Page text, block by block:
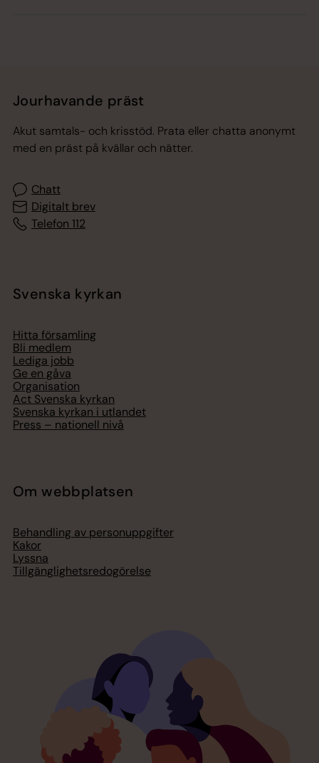
Jourhavande präst
Akut samtals- och krisstöd. Prata eller chatta anonymt
med en präst på kvällar och nätter.
Chatt
Digitalt brev
Telefon 112
Svenska kyrkan
Hitta församling
Bli medlem
Lediga jobb
Ge en gåva
Organisation
Act Svenska kyrkan
Svenska kyrkan i utlandet
Press – nationell nivå
Om webbplatsen
Behandling av personuppgifter
Kakor
Lyssna
Tillgänglighetsredogörelse